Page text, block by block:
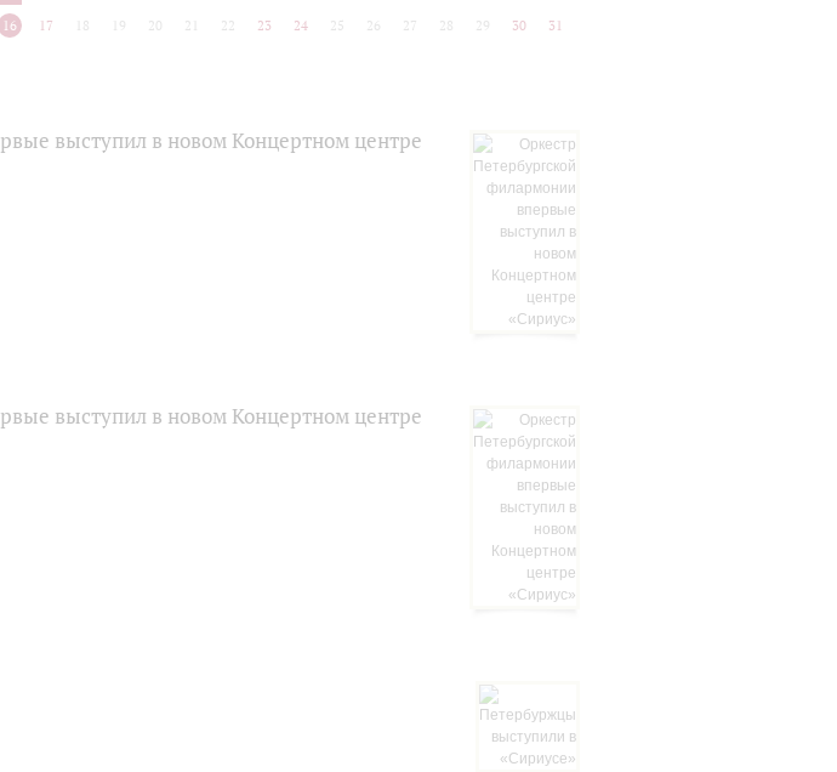
16 17 18 19 20 21 22 23 24 25 26 27 28 29 30 31
выступил в новом Концертном центре
выступил в новом Концертном центре